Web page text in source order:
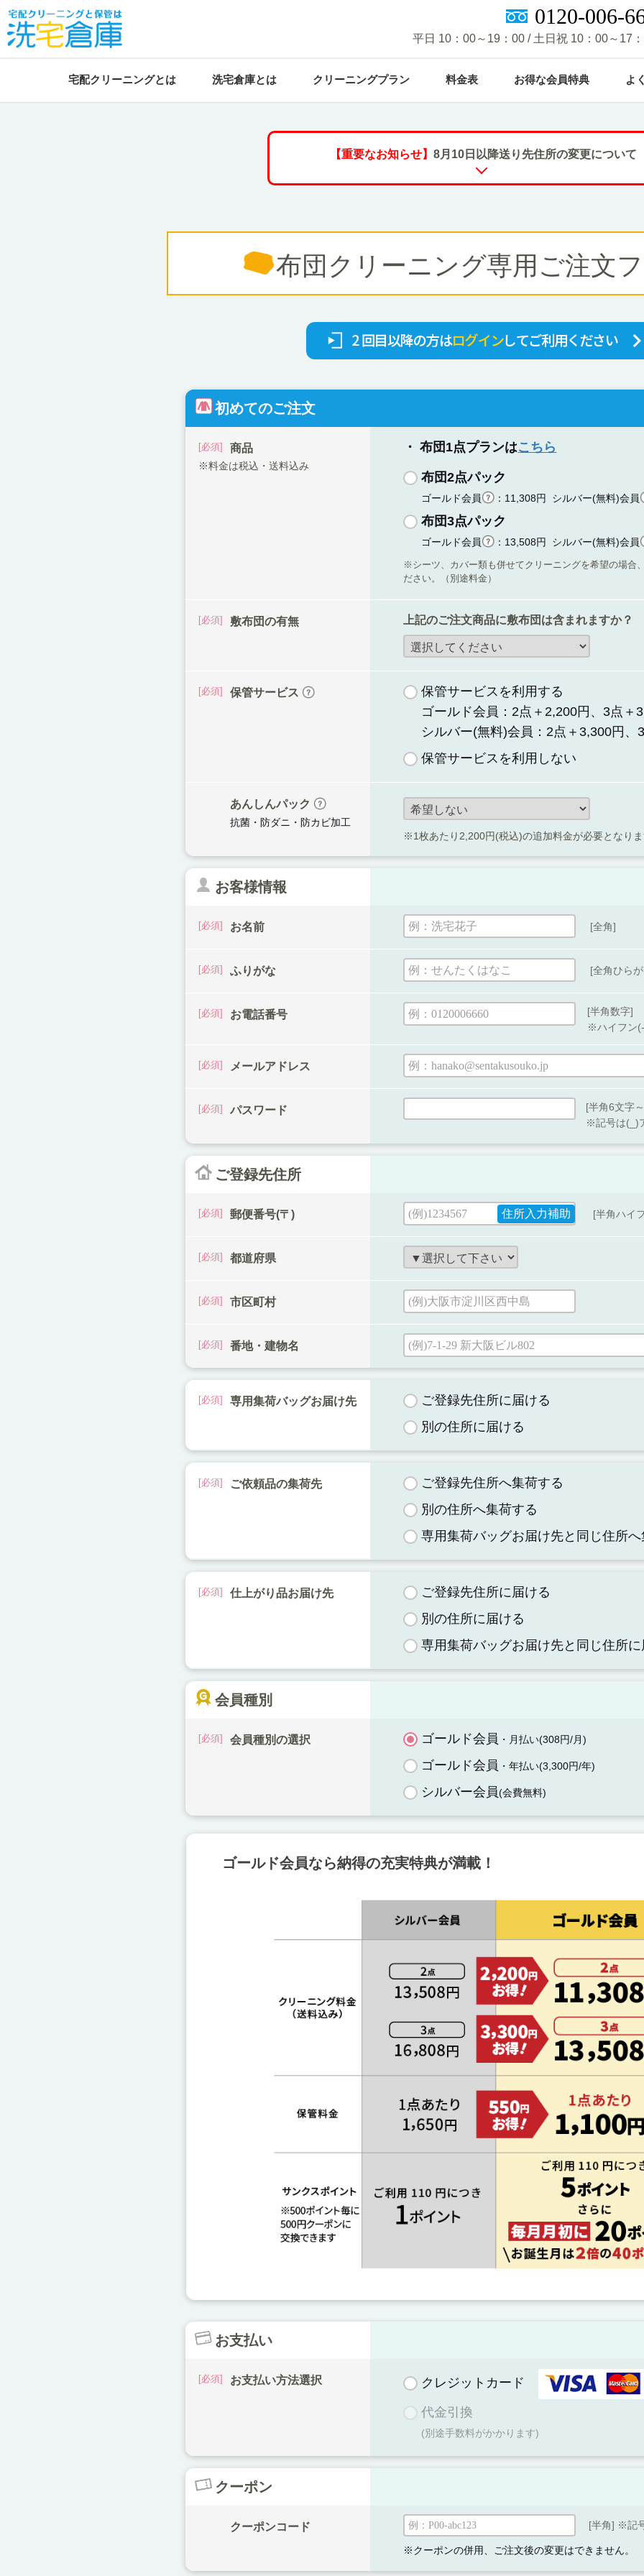
0120-006-
平日 10：00～19：00 / 土日祝 10：00～17
宅配クリーニングとは 洗宅倉庫とは クリーニングプラン 料金表 お得な会員特典 よ
【重要なお知らせ】 8月10日以降送り先住所の変更について
だくこととなりました。
お客様にはご不便・ご面倒をおかけいたしますことを深くお詫び申し上げま
に、何卒ご理解とご協力を賜りますようお願い申し上げます。
■ 8月10日以降の新送付先住所
〒533-0005
大阪府大阪市東淀川区瑞光３丁目９ー４
※旧送付先住所ではお荷物をお受け取りできません。ご送付の際は必ず新住
認ください。
なお、電話番号・メールアドレスなどの連絡先は従来通り変更ございません。
今後とも変わらぬご愛顧を賜りますよう、心よりお願い申し上げます。
布団クリーニング専用ご注文
初めてのご注文
商品
※料金は税込・送料込み
・ 布団1点プランはこちら
布団2点パック
ゴールド会員 ：11,308円 シルバー(無料)会員
布団3点パック
ゴールド会員 ：13,508円 シルバー(無料)会員
※シーツ、カバー類も併せてクリーニングを希望の場合
ださい。（別途料金）
敷布団の有無 上記のご注文商品に敷布団は含まれますか？
保管サービス
保管サービスを利用する
ゴールド会員：2点＋2,200円、3点＋
シルバー(無料)会員：2点＋3,300円、
保管サービスを利用しない
あんしんパック
抗菌・防ダニ・防カビ加工
※1枚あたり2,200円(税込)の追加料金が必要となり
お客様情報
お名前 [全角]
ふりがな [全角ひら
お電話番号
[半角数字]
※ハイフン
メールアドレス
パスワード
[半角6文字
※記号は(_)
ご登録先住所
郵便番号(〒) [半角ハイ
都道府県
市区町村
番地・建物名
専用集荷バッグお届け先
ご登録先住所に届ける
別の住所に届ける
ご依頼品の集荷先
ご登録先住所へ集荷する
別の住所へ集荷する
専用集荷バッグお届け先と同じ住所
仕上がり品お届け先
ご登録先住所に届ける
別の住所に届ける
専用集荷バッグお届け先と同じ住所
会員種別
会員種別の選択 ゴールド会員 ・月払い(308円/月)
ゴールド会員 ・年払い(3,300円/年)
シルバー会員(会費無料)
ゴールド会員なら納得の充実特典が満載！
お支払い
お支払い方法選択 クレジットカード
代金引換
(別途手数料がかかります)
クーポン
クーポンコード [半角] ※記
※クーポンの併用、ご注文後の変更はできません。